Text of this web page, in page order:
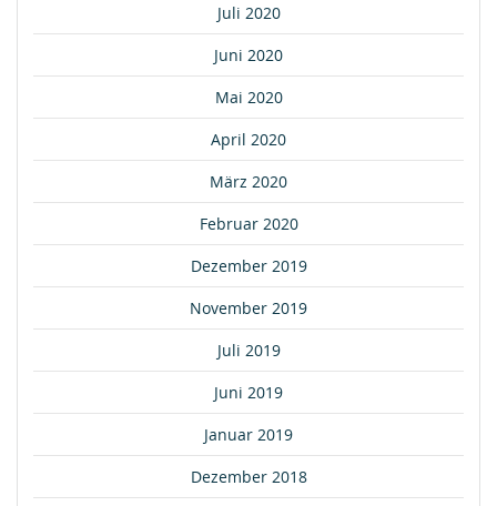
Juli 2020
Juni 2020
Mai 2020
April 2020
März 2020
Februar 2020
Dezember 2019
November 2019
Juli 2019
Juni 2019
Januar 2019
Dezember 2018